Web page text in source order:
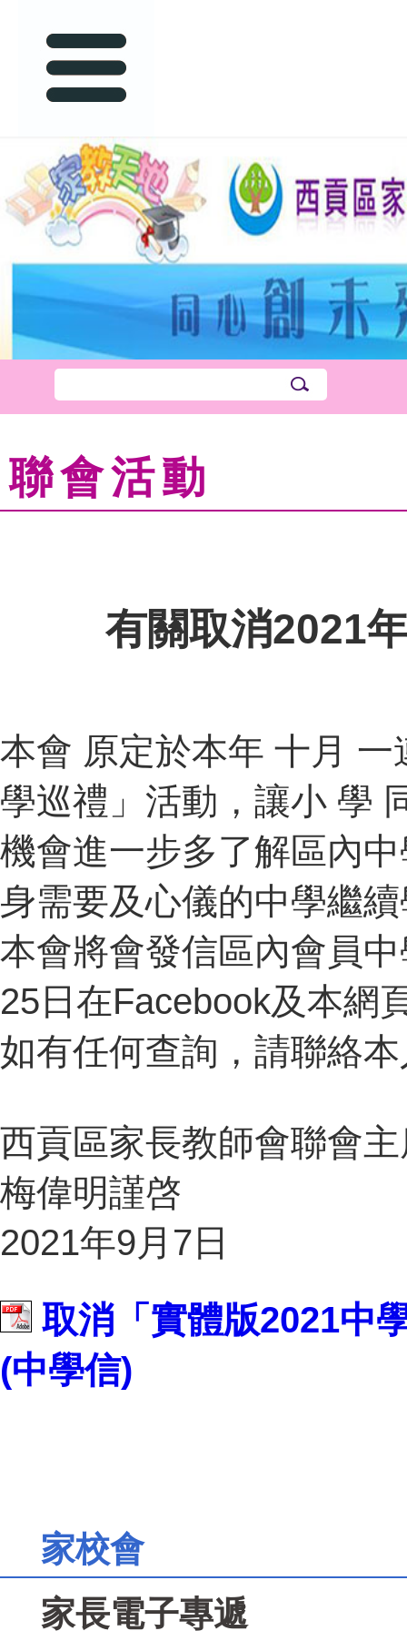
聯會活動
有關取消2021
本會 原定於本年 十月
學巡禮」活動，讓小 學
機會進一步多了解區內
身需要及心儀的中學繼
本會將會發信區內會員
25日在Facebook及本網
如有任何查詢，請聯絡
西貢區家長教師會聯會
梅偉明謹啓
2021年9月7日
取消「實體版2021中
(中學信)
家校會
家長電子專遞